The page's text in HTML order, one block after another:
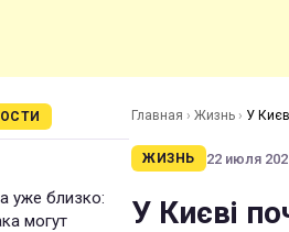
уже близко:
могут
Главная › Жизнь › У
ЖИЗНЬ 22 июля
У Києві